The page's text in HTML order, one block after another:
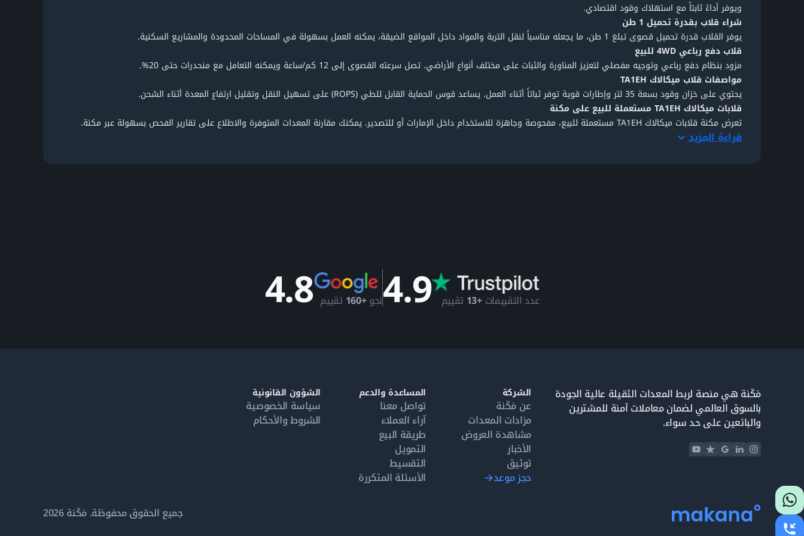
ويوفر أداءً ثابتاً مع استهلاك وقود اقتصادي.
شراء قلاب بقدرة تحميل 1 طن
يوفر القلاب قدرة تحميل قصوى تبلغ 1 طن، ما يجعله مناسباً لنقل التربة والمواد داخل المواقع الضيقة، يمكنه العمل بسهولة في المساحات المحدودة والمشاريع السكنية.
قلاب دفع رباعي 4WD للبيع
مزود بنظام دفع رباعي وتوجيه مفصلي لتعزيز المناورة والثبات على مختلف أنواع الأراضي. تصل سرعته القصوى إلى 12 كم/ساعة ويمكنه التعامل مع منحدرات حتى 20%.
مواصفات قلاب ميكالاك TA1EH
يحتوي على خزان وقود بسعة 35 لتر وإطارات قوية توفر ثباتاً أثناء العمل. يساعد قوس الحماية القابل للطي (ROPS) على تسهيل النقل وتقليل ارتفاع المعدة أثناء الشحن.
قلابات ميكالاك TA1EH مستعملة للبيع على مكنة
تعرض مكنة قلابات ميكالاك TA1EH مستعملة للبيع، مفحوصة وجاهزة للاستخدام داخل الإمارات أو للتصدير. يمكنك مقارنة المعدات المتوفرة والاطلاع على تقارير الفحص بسهولة عبر مكنة.
قراءة المزيد
عدد التقييمات+13 تقييم 4.9نحو+160 تقييم 4.8
مَكَنة هي منصة لربط المعدات الثقيلة عالية الجودة
بالسوق العالمي لضمان معاملات آمنة للمشترين
والبائعين على حد سواء.
الشركة
عن مَكَنة
مزادات المعدات
مشاهدة العروض
الأخبار
توثيق
حجز موعد
المساعدة والدعم
تواصل معنا
آراء العملاء
طريقة البيع
التمويل
التقسيط
الأسئلة المتكررة
الشؤون القانونية
سياسة الخصوصية
الشروط والأحكام
جميع الحقوق محفوظة. مَكَنة 2026